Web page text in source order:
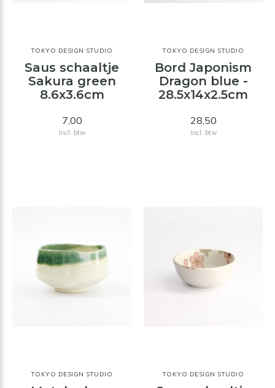
TOKYO DESIGN STUDIO
Saus schaaltje
Sakura green
8.6x3.6cm
7,00
Incl. btw
TOKYO DESIGN STUDIO
Bord Japonism
Dragon blue -
28.5x14x2.5cm
28,50
Incl. btw
TOKYO DESIGN STUDIO TOKYO DESIGN STUDIO